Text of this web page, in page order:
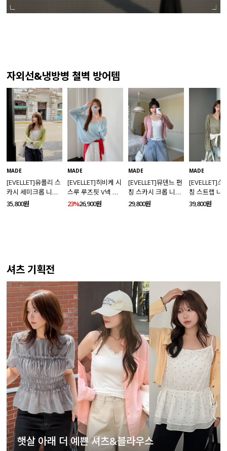
자외선&냉방병 철벽 방어템
MADE
[EVELLET]유플리 스
카시 세미크롭 니트
가디건
35,800원
MADE
[EVELLET]히비케 시
스루 루즈핏 V넥 니
트
23%26,900원
MADE
[EVELLET]뮤덴느 펀
칭 스카시 크롭 니트
가디건
29,800원
MADE
[EVELLET]스
칭 스트랩 니
39,800원
셔츠 기획전
햇살 아래 더 예쁜 셔츠&블라우스